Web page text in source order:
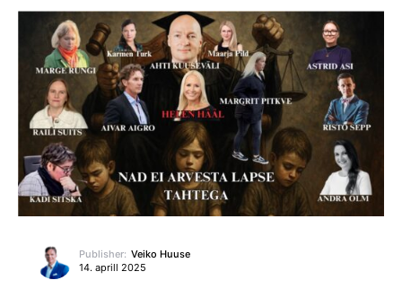
Publisher: Veiko Huuse
14. aprill 2025